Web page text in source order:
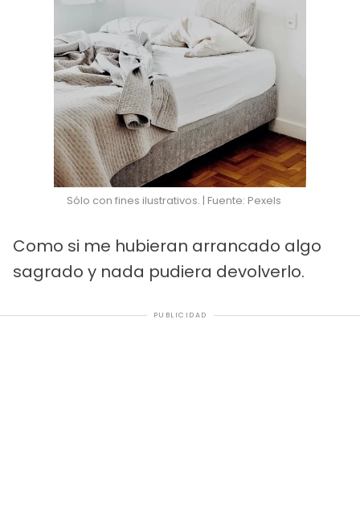
Sólo con fines ilustrativos. | Fuente: Pexels
Como si me hubieran arrancado algo
sagrado y nada pudiera devolverlo.
PUBLICIDAD